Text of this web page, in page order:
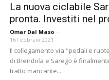
La nuova ciclabile
pronta. Investiti nel
Omar Dal Maso -
16 Febbraio 2021
Il collegamento via "pedali e
di Brendola e Sarego è
tratto mancante...